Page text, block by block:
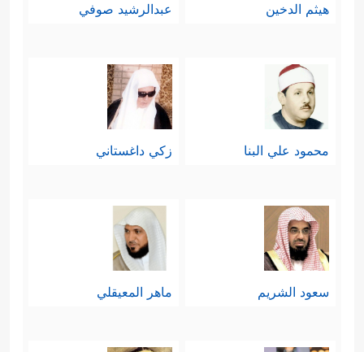
هيثم الدخين عبدالرشيد صوفي
محمود علي البنا زكي داغستاني
سعود الشريم ماهر المعيقلي